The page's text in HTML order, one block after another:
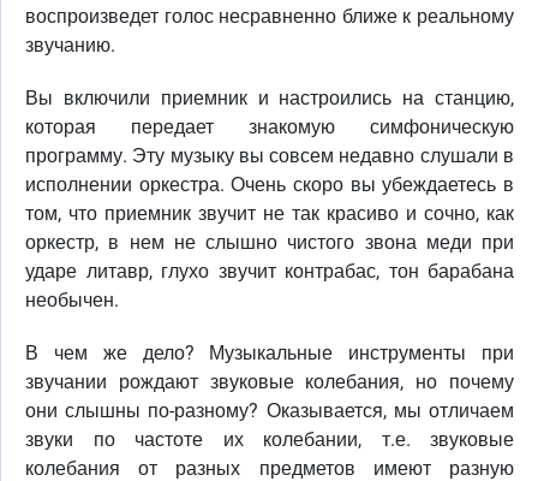
воспроизведет голос несравненно ближе к реальному
звучанию.
Вы включили приемник и настроились на станцию,
которая передает знакомую симфоническую
программу. Эту музыку вы совсем недавно слушали в
исполнении оркестра. Очень скоро вы убеждаетесь в
том, что приемник звучит не так красиво и сочно, как
оркестр, в нем не слышно чистого звона меди при
ударе литавр, глухо звучит контрабас, тон барабана
необычен.
В чем же дело? Музыкальные инструменты при
звучании рождают звуковые колебания, но почему
они слышны по-разному? Оказывается, мы отличаем
звуки по частоте их колебании, т.е. звуковые
колебания от разных предметов имеют разную